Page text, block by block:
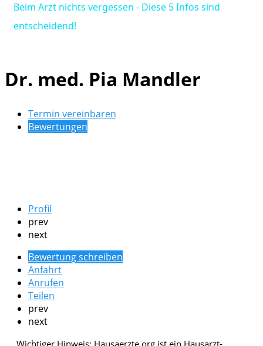
Beim Arzt nichts vergessen - Diese 5 Infos sind
entscheidend!
Dr. med. Pia Mandler
Termin vereinbaren
Bewertungen
Profil
prev
next
Bewertung schreiben
Anfahrt
Anrufen
Teilen
prev
next